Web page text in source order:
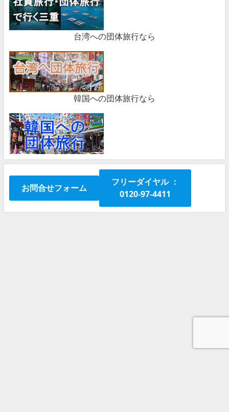
台湾への団体旅行なら
韓国への団体旅行なら
お問合せフォーム
フリーダイヤル ：
0120-97-4411